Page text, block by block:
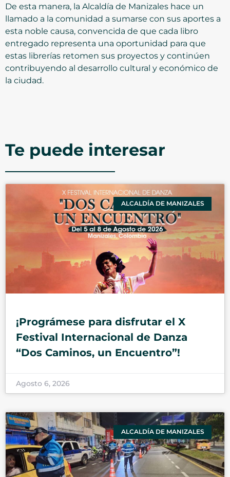
De esta manera, la Alcaldía de Manizales hace un
llamado a la comunidad a sumarse con sus aportes a
esta noble causa, convencida de que cada libro
entregado representa una oportunidad para que
estas librerías retomen sus proyectos y continúen
contribuyendo al desarrollo cultural y económico de
la ciudad.
Te puede interesar
ALCALDÍA DE MANIZALES
¡Prográmese para disfrutar el X
Festival Internacional de Danza
“Dos Caminos, un Encuentro”!
Agosto 6, 2026
ALCALDÍA DE MANIZALES